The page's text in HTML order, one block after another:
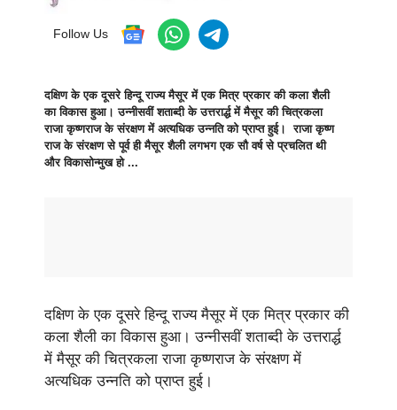
Follow Us
दक्षिण के एक दूसरे हिन्दू राज्य मैसूर में एक मित्र प्रकार की कला शैली
का विकास हुआ। उन्नीसवीं शताब्दी के उत्तरार्द्ध में मैसूर की चित्रकला
राजा कृष्णराज के संरक्षण में अत्यधिक उन्नति को प्राप्त हुई। राजा कृष्ण
राज के संरक्षण से पूर्व ही मैसूर शैली लगभग एक सौ वर्ष से प्रचलित थी
और विकासोन्मुख हो ...
दक्षिण के एक दूसरे हिन्दू राज्य मैसूर में एक मित्र प्रकार की
कला शैली का विकास हुआ। उन्नीसवीं शताब्दी के उत्तरार्द्ध
में मैसूर की चित्रकला राजा कृष्णराज के संरक्षण में
अत्यधिक उन्नति को प्राप्त हुई।